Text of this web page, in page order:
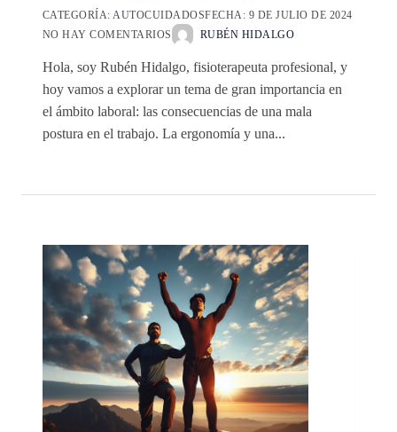
CATEGORÍA:AUTOCUIDADOSFECHA: 9 DE JULIO DE 2024
NO HAY COMENTARIOS
RUBÉN HIDALGO
Hola, soy Rubén Hidalgo, fisioterapeuta profesional, y
hoy vamos a explorar un tema de gran importancia en
el ámbito laboral: las consecuencias de una mala
postura en el trabajo. La ergonomía y una...